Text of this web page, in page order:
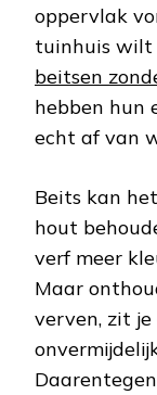
oppervlak
tuinhuis wilt
beitsen
hebben hun
echt af van
Beits kan
hout
verf meer
Maar
verven, zit